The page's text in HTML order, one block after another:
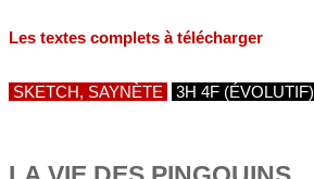
Les textes complets à télécharger
SKETCH, SAYNÈTE 3H 4F (ÉVOLUTIF)